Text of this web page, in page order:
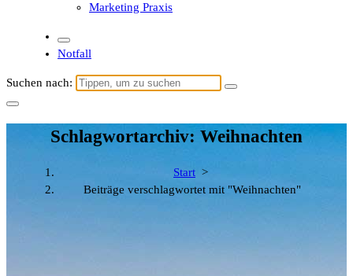
Marketing Praxis
Notfall
Suchen nach:
Schlagwortarchiv: Weihnachten
Start >
Beiträge verschlagwortet mit "Weihnachten"